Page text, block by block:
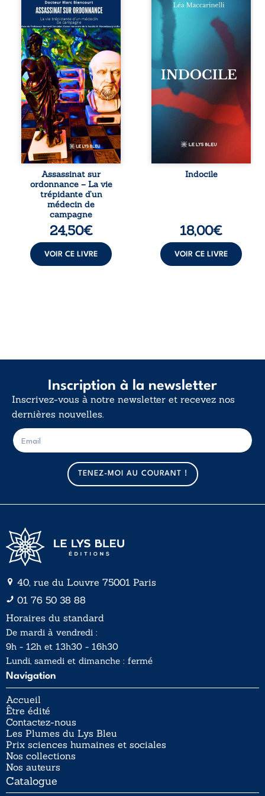
ordonnance – La
vie trépidante
d’un médecin de
campagne est la
réédition enrichie
et actualisée du
témoignage du
Docteur Marc
Biencourt, ancien
médecin de
famille, qui revient
sur son parcours
médical, syndical
et ordinal. Depuis
septembre 2013, il
raconte le long
combat qui l’a
conduit à être
écarté du corps
médical, malgré
une décision de
première instance
Assassinat sur
ordonnance – La vie
trépidante d’un
médecin de
campagne
24,50€
VOIR CE LIVRE
Quatre refus.
Quatre visages
d’une existence en
friction. Entre les
silences qu’on ne
déchiffre pas, les
amours qu’on
dérange, les corps
qu’on administre
et les liens qu’on
sabote, cet
ouvrage parle à
vivent trop fort,
trop vrai, trop tôt.
traversée. Une
langue nue. Une
Indocile
18,00€
VOIR CE LIVRE
Inscription à la newsletter
Inscrivez-vous à notre newsletter et recevez nos
dernières nouvelles.
m
a
i
l
E
-
m
TENEZ-MOI AU COURANT !
40, rue du Louvre 75001 Paris
01 76 50 38 88
Horaires du standard
De mardi à vendredi :
9h - 12h et 13h30 - 16h30
Lundi, samedi et dimanche : fermé
Navigation
Accueil
Être édité
Contactez-nous
Les Plumes du Lys Bleu
Prix sciences humaines et sociales
Nos collections
Nos auteurs
Catalogue